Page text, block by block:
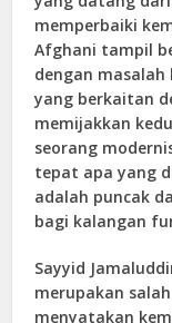
memperbaiki
Afghani tampil
dengan
yang berkaitan
memijakkan
seorang
tepat apa yang
adalah puncak
bagi kalangan
Sayyid
merupakan
menyatakan